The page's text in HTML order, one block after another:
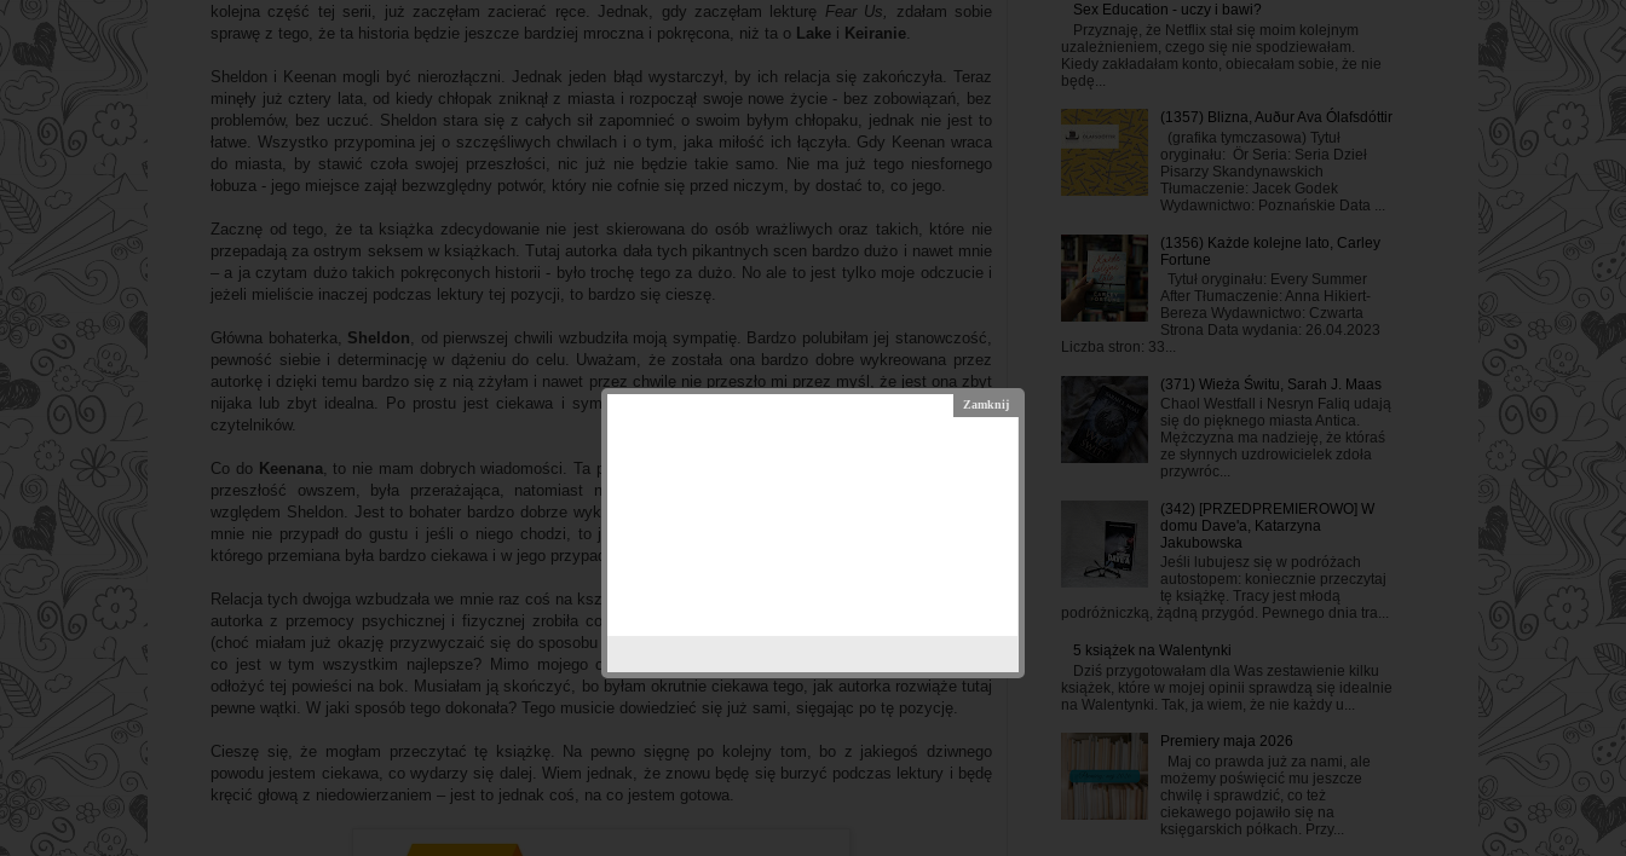
kolejna część tej serii, już zaczęłam zacierać ręce. Jednak, gdy zaczęłam lekturę Fear Us,
zdałam sobie
sprawę z tego, że ta historia będzie jeszcze bardziej mroczna i pokręcona, niż ta o
Lake i Keiranie
Sheldon i Keenan mogli być nierozłączni. Jednak jeden błąd wystarczył, by ich relacja się zakończyła. Teraz
minęły już cztery lata, od kiedy chłopak zniknął z miasta i rozpoczął swoje nowe życie - bez zobowiązań, bez
problemów, bez uczuć. Sheldon stara się z całych sił zapomnieć o swoim byłym chłopaku, jednak nie jest to
łatwe. Wszystko przypomina jej o szczęśliwych chwilach i o tym, jaka miłość ich łączyła. Gdy Keenan wraca
do miasta, by stawić czoła swojej przeszłości, nic już nie będzie takie samo. Nie ma już tego niesfornego
łobuza - jego miejsce zajął bezwzględny potwór, który nie cofnie się przed niczym, by dostać to, co jego.
Zacznę od tego, że ta książka zdecydowanie nie jest skierowana do osób wrażliwych oraz takich, które nie
przepadają za ostrym seksem w książkach. Tutaj autorka dała tych pikantnych scen bardzo dużo i nawet mnie
– a ja czytam dużo takich pokręconych historii - było trochę tego za dużo. No ale to jest tylko moje odczucie i
jeżeli mieliście inaczej podczas lektury tej pozycji, to bardzo się cieszę.
Główna bohaterka, Sheldon , od pierwszej chwili wzbudziła moją sympatię. Bardzo polubiłam jej stanowczość,
pewność siebie i determinację w dążeniu do celu. Uważam, że została ona bardzo dobre wykreowana przez
autorkę i dzięki temu bardzo się z nią zżyłam i nawet przez chwilę nie przeszło mi przez myśl, że jest ona zbyt
nijaka lub zbyt idealna. Po prostu jest ciekawa i sympatyczna postać, z którą myślę, zżyje się większość
czytelników.
Co do Keenana , to nie mam dobrych wiadomości. Ta postać jest w moich oczach całkowicie skreślona. Jego
przeszłość owszem, była przerażająca, natomiast nie usprawiedliwia w żaden sposób jego zachowania
względem Sheldon. Jest to bohater bardzo dobrze wykreowany (a piszę to z pewną niechęcią, przyznaję), ale
mnie nie przypadł do gustu i jeśli o niego chodzi, to jestem całkowicie na nie. Zdecydowanie wolę Keirana,
którego przemiana była bardzo ciekawa i w jego przypadku, rzeczywiście można mówić o jakimś zrozumieniu.
Relacja tych dwojga wzbudzała we mnie raz coś na kształt fascynacji, a raz wręcz obrzydzenie. Po raz kolejny
autorka z przemocy psychicznej i fizycznej zrobiła coś romantycznego, a to jest dla mnie niedopuszczalne
(choć miałam już okazję przyzwyczaić się do sposobu przedstawiania historii przez
co jest w tym wszystkim najlepsze? Mimo mojego oburzenia dla opisywanych wydarzeń ja nie potrafiłam
odłożyć tej powieści na bok. Musiałam ją skończyć, bo byłam okrutnie ciekawa tego, jak autorka rozwiąże tutaj
pewne wątki. W jaki sposób tego dokonała? Tego musicie dowiedzieć się już sami, sięgając po tę pozycję.
Cieszę się, że mogłam przeczytać tę książkę. Na pewno sięgnę po kolejny tom, bo z jakiegoś dziwnego
powodu jestem ciekawa, co wydarzy się dalej. Wiem jednak, że znowu będę się burzyć podczas lektury i będę
kręcić głową z niedowierzaniem – jest to jednak coś, na co jestem gotowa.
Sex Education - uczy i bawi?
Przyznaję, że Netflix stał się moim kolejnym
uzależnieniem, czego się nie spodziewałam.
Kiedy zakładałam konto, obiecałam sobie, że nie
będę...
(1357) Blizna, Auður Ava Ólafsdóttir
(grafika tymczasowa) Tytuł
oryginału: Ör Seria: Seria Dzieł
Pisarzy Skandynawskich
Tłumaczenie: Jacek Godek
Wydawnictwo: Poznańskie Data ...
(1356) Każde kolejne lato, Carley
Fortune
Tytuł oryginału: Every Summer
After Tłumaczenie: Anna Hikiert-
Bereza Wydawnictwo: Czwarta
Strona Data wydania: 26.04.2023
Liczba stron: 33...
(371) Wieża Świtu, Sarah J. Maas
Chaol Westfall i Nesryn Faliq udają
się do pięknego miasta Antica.
Mężczyzna ma nadzieję, że któraś
ze słynnych uzdrowicielek zdoła
przywróc...
(342) [PRZEDPREMIEROWO] W
domu Dave'a, Katarzyna
Jakubowska
Jeśli lubujesz się w podróżach
autostopem: koniecznie przeczytaj
tę książkę. Tracy jest młodą
podróżniczką, żądną przygód. Pewnego dnia tra...
5 książek na Walentynki
Dziś przygotowałam dla Was zestawienie kilku
książek, które w mojej opinii sprawdzą się idealnie
na Walentynki. Tak, ja wiem, że nie każdy u...
Premiery maja 2026
Maj co prawda już za nami, ale
możemy poświęcić mu jeszcze
chwilę i sprawdzić, co też
ciekawego pojawiło się na
księgarskich półkach. Przy...